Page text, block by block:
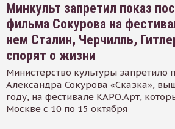
Минкульт запретил показ
фильма Сокурова на
нем Сталин, Черчилль,
спорят о жизни
Министерство культуры запретило
Александра Сокурова «Сказка»,
году, на фестивале КАРО.Арт,
Москве с 10 по 15 октября